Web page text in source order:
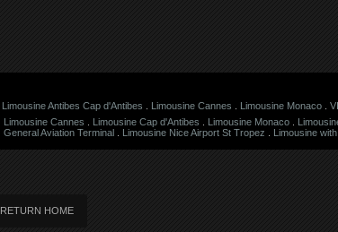
Limousine Antibes Cap d'Antibes
Limousine Cannes Limousine Monaco
Limousine Cannes
Limousine Cap d'Antibes Limousine Monaco
General Aviation Terminal
Limousine Nice Airport St Tropez Limousine
RETURN HOME